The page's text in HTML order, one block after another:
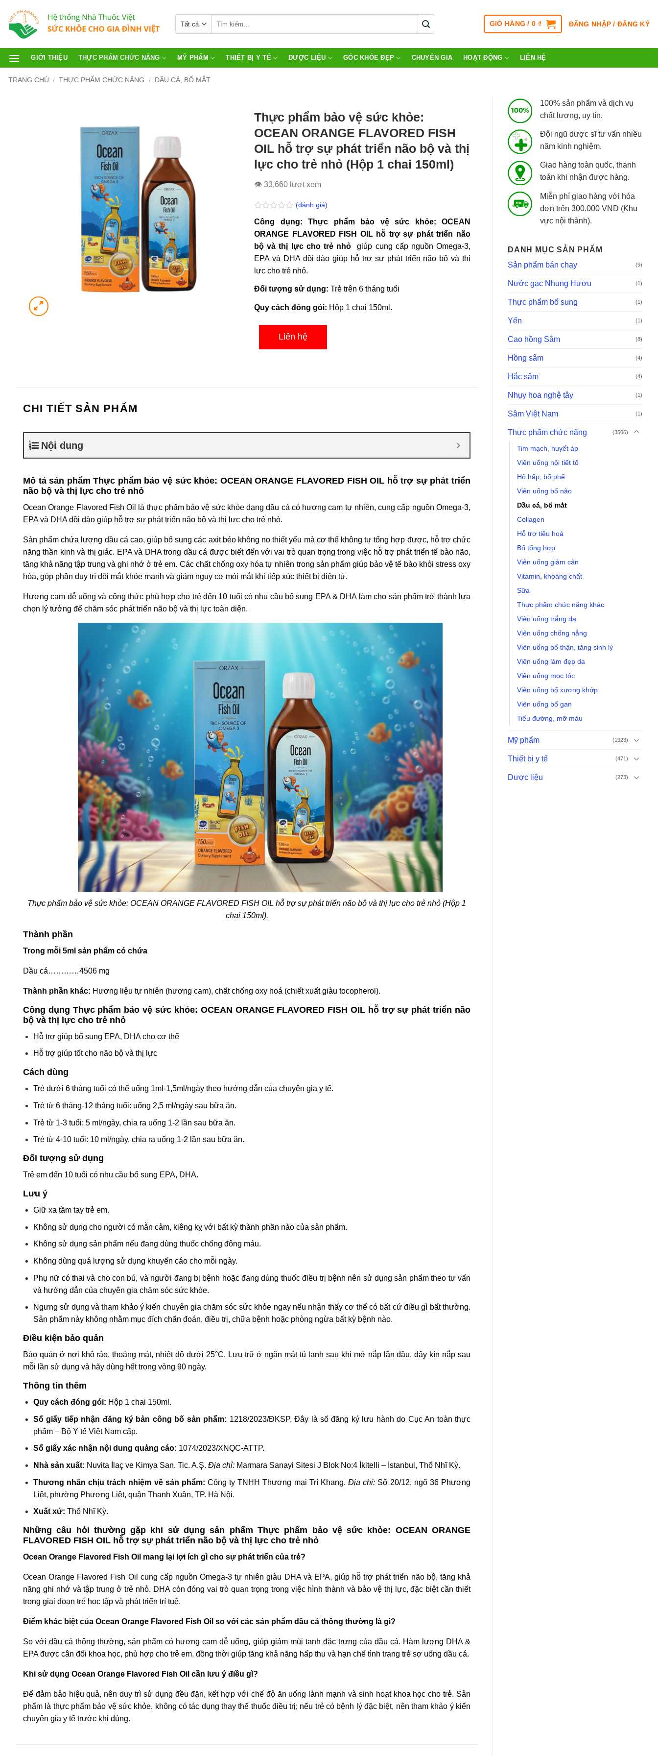
GIỎ HÀNG /0 ₫ ĐĂNG NHẬP / ĐĂNG KÝ
GIỚI THIỆU THỰC PHẨM CHỨC NĂNG MỸ PHẨM THIẾT BỊ Y TẾ DƯỢC LIỆU GÓC KHỎE ĐẸP CHUYÊN GIA HOẠT ĐỘNG LIÊN HỆ
TRANG CHỦ / THỰC PHẨM CHỨC NĂNG / DẦU CÁ, BỔ MẮT
100% sản phẩm và dịch vụ
chất lượng, uy tín.
Đội ngũ dược sĩ tư vấn nhiều
năm kinh nghiệm.
Giao hàng toàn quốc, thanh
toán khi nhận được hàng.
Miễn phí giao hàng với hóa
đơn trên 300.000 VND (Khu
vực nội thành).
DANH MỤC SẢN PHẨM
Sản phẩm bán chạy
(9)
Nước gạc Nhung Hươu (1)
Thực phẩm bổ sung (1)
Yến (1)
Cao hồng Sâm (8)
Hồng sâm (4)
Hắc sâm (4)
Nhụy hoa nghệ tây (1)
Sâm Việt Nam (1)
Thực phẩm chức năng (3506)
Tim mạch, huyết áp
Viên uống nội tiết tố
Hô hấp, bổ phế
Viên uống bổ não
Dầu cá, bổ mắt
Collagen
Hỗ trợ tiêu hoá
Bổ tổng hợp
Viên uống giảm cân
Vitamin, khoáng chất
Sữa
Thực phẩm chức năng khác
Viên uống trắng da
Viên uống chống nắng
Viên uống bổ thận, tăng sinh lý
Viên uống làm đẹp da
Viên uống mọc tóc
Viên uống bổ xương khớp
Viên uống bổ gan
Tiểu đường, mỡ máu
Mỹ phẩm (1923)
Thiết bị y tế (471)
Dược liệu (273)
Thực phẩm bảo vệ sức khỏe:
OCEAN ORANGE FLAVORED FISH
OIL hỗ trợ sự phát triển não bộ và thị
lực cho trẻ nhỏ (Hộp 1 chai 150ml)
👁 33,660 lượt xem
Được
xếp
hạng
0.0
5
sao
(đánh giá)
Công dụng: Thực phẩm bảo vệ sức khỏe: OCEAN
ORANGE FLAVORED FISH OIL hỗ trợ sự phát triển não
bộ và thị lực cho trẻ nhỏgiúp cung cấp nguồn Omega-3,
EPA và DHA dồi dào giúp hỗ trợ sự phát triển não bộ và thị
lực cho trẻ nhỏ.
Đối tượng sử dụng: Trẻ trên 6 tháng tuổi
Quy cách đóng gói: Hộp 1 chai 150ml.
Liên hệ
CHI TIẾT SẢN PHẨM
Nội dung
Mô tả sản phẩm Thực phẩm bảo vệ sức khỏe: OCEAN ORANGE FLAVORED FISH OIL hỗ trợ sự phát triển
não bộ và thị lực cho trẻ nhỏ
Ocean Orange Flavored Fish Oil là thực phẩm bảo vệ sức khỏe dạng dầu cá có hương cam tự nhiên, cung cấp nguồn Omega-3,
EPA và DHA dồi dào giúp hỗ trợ sự phát triển não bộ và thị lực cho trẻ nhỏ.
Sản phẩm chứa lượng dầu cá cao, giúp bổ sung các axit béo không no thiết yếu mà cơ thể không tự tổng hợp được, hỗ trợ chức
năng thần kinh và thị giác. EPA và DHA trong dầu cá được biết đến với vai trò quan trọng trong việc hỗ trợ phát triển tế bào não,
tăng khả năng tập trung và ghi nhớ ở trẻ em. Các chất chống oxy hóa tự nhiên trong sản phẩm giúp bảo vệ tế bào khỏi stress oxy
hóa, góp phần duy trì đôi mắt khỏe mạnh và giảm nguy cơ mỏi mắt khi tiếp xúc thiết bị điện tử.
Hương cam dễ uống và công thức phù hợp cho trẻ đến 10 tuổi có nhu cầu bổ sung EPA & DHA làm cho sản phẩm trở thành lựa
chọn lý tưởng để chăm sóc phát triển não bộ và thị lực toàn diện.
Thực phẩm bảo vệ sức khỏe: OCEAN ORANGE FLAVORED FISH OIL hỗ trợ sự phát triển não bộ và thị lực cho trẻ nhỏ (Hộp 1
chai 150ml).
Thành phần
Trong mỗi 5ml sản phẩm có chứa
Dầu cá…………4506 mg
Thành phần khác: Hương liệu tự nhiên (hương cam), chất chống oxy hoá (chiết xuất giàu tocopherol).
Công dụng Thực phẩm bảo vệ sức khỏe: OCEAN ORANGE FLAVORED FISH OIL hỗ trợ sự phát triển não
bộ và thị lực cho trẻ nhỏ
Hỗ trợ giúp bổ sung EPA, DHA cho cơ thể
Hỗ trợ giúp tốt cho não bộ và thị lực
Cách dùng
Trẻ dưới 6 tháng tuổi có thể uống 1ml-1,5ml/ngày theo hướng dẫn của chuyên gia y tế.
Trẻ từ 6 tháng-12 tháng tuổi: uống 2,5 ml/ngày sau bữa ăn.
Trẻ từ 1-3 tuổi: 5 ml/ngày, chia ra uống 1-2 lần sau bữa ăn.
Trẻ từ 4-10 tuổi: 10 ml/ngày, chia ra uống 1-2 lần sau bữa ăn.
Đối tượng sử dụng
Trẻ em đến 10 tuổi có nhu cầu bổ sung EPA, DHA.
Lưu ý
Giữ xa tầm tay trẻ em.
Không sử dụng cho người có mẫn cảm, kiêng kỵ với bất kỳ thành phần nào của sản phẩm.
Không sử dụng sản phẩm nếu đang dùng thuốc chống đông máu.
Không dùng quá lượng sử dụng khuyến cáo cho mỗi ngày.
Phụ nữ có thai và cho con bú, và người đang bị bệnh hoặc đang dùng thuốc điều trị bệnh nên sử dụng sản phẩm theo tư vấn
và hướng dẫn của chuyên gia chăm sóc sức khỏe.
Ngưng sử dụng và tham khảo ý kiến chuyên gia chăm sóc sức khỏe ngay nếu nhận thấy cơ thể có bất cứ điều gì bất thường.
Sản phẩm này không nhằm mục đích chẩn đoán, điều trị, chữa bệnh hoặc phòng ngừa bất kỳ bệnh nào.
Điều kiện bảo quản
Bảo quản ở nơi khô ráo, thoáng mát, nhiệt độ dưới 25°C. Lưu trữ ở ngăn mát tủ lạnh sau khi mở nắp lần đầu, đậy kín nắp sau
mỗi lần sử dụng và hãy dùng hết trong vòng 90 ngày.
Thông tin thêm
Quy cách đóng gói: Hộp 1 chai 150ml.
Số giấy tiếp nhận đăng ký bản công bố sản phẩm: 1218/2023/ĐKSP. Đây là số đăng ký lưu hành do Cục An toàn thực
phẩm – Bộ Y tế Việt Nam cấp.
Số giấy xác nhận nội dung quảng cáo: 1074/2023/XNQC-ATTP.
Nhà sản xuất: Nuvita İlaç ve Kimya San. Tic. A.Ş. Địa chỉ:Marmara Sanayi Sitesi J Blok No:4 İkitelli – İstanbul, Thổ Nhĩ Kỳ.
Thương nhân chịu trách nhiệm về sản phẩm: Công ty TNHH Thương mại Trí Khang.Địa chỉ: Số 20/12, ngõ 36 Phương
Liệt, phường Phương Liệt, quận Thanh Xuân, TP. Hà Nội.
Xuất xứ: Thổ Nhĩ Kỳ.
Những câu hỏi thường gặp khi sử dụng sản phẩm Thực phẩm bảo vệ sức khỏe: OCEAN ORANGE
FLAVORED FISH OIL hỗ trợ sự phát triển não bộ và thị lực cho trẻ nhỏ
Ocean Orange Flavored Fish Oil mang lại lợi ích gì cho sự phát triển của trẻ?
Ocean Orange Flavored Fish Oil cung cấp nguồn Omega-3 tự nhiên giàu DHA và EPA, giúp hỗ trợ phát triển não bộ, tăng khả
năng ghi nhớ và tập trung ở trẻ nhỏ. DHA còn đóng vai trò quan trọng trong việc hình thành và bảo vệ thị lực, đặc biệt cần thiết
trong giai đoạn trẻ học tập và phát triển trí tuệ.
Điểm khác biệt của Ocean Orange Flavored Fish Oil so với các sản phẩm dầu cá thông thường là gì?
So với dầu cá thông thường, sản phẩm có hương cam dễ uống, giúp giảm mùi tanh đặc trưng của dầu cá. Hàm lượng DHA &
EPA được cân đối khoa học, phù hợp cho trẻ em, đồng thời giúp tăng khả năng hấp thu và hạn chế tình trạng trẻ sợ uống dầu cá.
Khi sử dụng Ocean Orange Flavored Fish Oil cần lưu ý điều gì?
Để đảm bảo hiệu quả, nên duy trì sử dụng đều đặn, kết hợp với chế độ ăn uống lành mạnh và sinh hoạt khoa học cho trẻ. Sản
phẩm là thực phẩm bảo vệ sức khỏe, không có tác dụng thay thế thuốc điều trị; nếu trẻ có bệnh lý đặc biệt, nên tham khảo ý kiến
chuyên gia y tế trước khi dùng.